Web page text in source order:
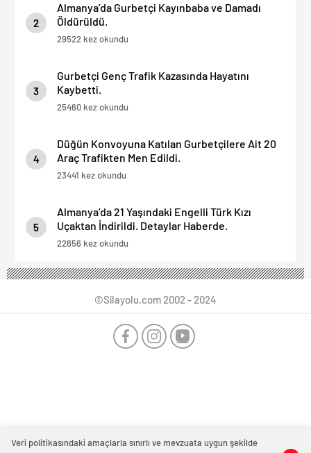
2
Almanya’da Gurbetçi Kayınbaba ve Damadı
Öldürüldü.
29522 kez okundu
3
Gurbetçi Genç Trafik Kazasında Hayatını
Kaybetti.
25460 kez okundu
4
Düğün Konvoyuna Katılan Gurbetçilere Ait 20
Araç Trafikten Men Edildi.
23441 kez okundu
5
Almanya’da 21 Yaşındaki Engelli Türk Kızı
Uçaktan İndirildi. Detaylar Haberde.
22656 kez okundu
©Silayolu.com 2002 - 2024
Veri politikasındaki amaçlarla sınırlı ve mevzuata uygun şekilde